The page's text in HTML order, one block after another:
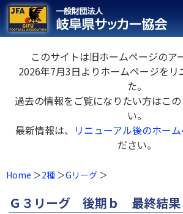
このサイトは旧ホームページのア
2026年7月3日よりホームページをリ
た。
過去の情報をご覧になりたい方はこ
い。
最新情報は、 リニューアル後のホー
ださい。
Home 2種 Gリーグ
Ｇ３リーグ 後期ｂ 最終結果